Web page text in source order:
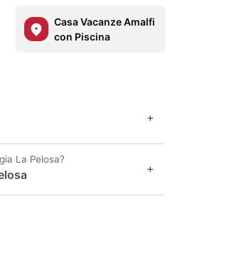
Casa Vacanze Amalfi
con Piscina
+
La Pelosa?
+